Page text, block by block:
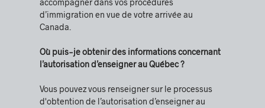
accompagner dans vos procédures
d’immigration en vue de votre arrivée au
Canada.
Où puis-je obtenir des informations concernant
l’autorisation d’enseigner au Québec ?
Vous pouvez vous renseigner sur le processus
d'obtention de l’autorisation d’enseigner au